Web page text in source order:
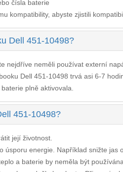
čísla baterie
kompatibility, abyste zjistili
Dell 451-10498?
nejdříve neměli používat externí
Dell 451-10498 trvá asi 6-7
plně aktivovala.
451-10498?
její životnost.
energie. Například snižte jas
a baterie by neměla být